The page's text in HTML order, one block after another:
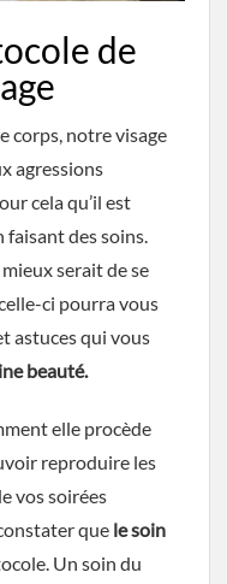
de
corps, notre visage
agressions
cela qu’il est
des soins.
serait de se
ci pourra vous
astuces qui vous
beauté.
elle procède
reproduire les
vos soirées
que le soin
Un soin du